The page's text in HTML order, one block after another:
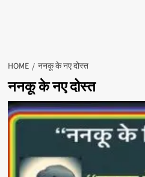
HOME ननकू के नए दोस्त
ननकू के नए दोस्त